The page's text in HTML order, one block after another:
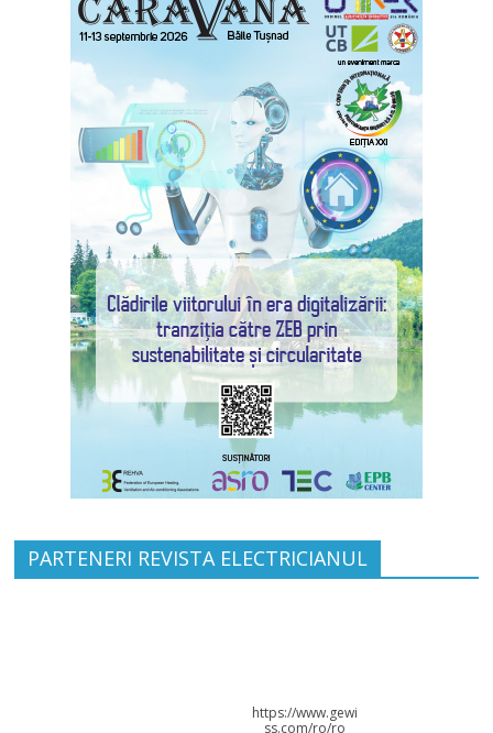
PARTENERI REVISTA ELECTRICIANUL
https://www.gewi
ss.com/ro/ro